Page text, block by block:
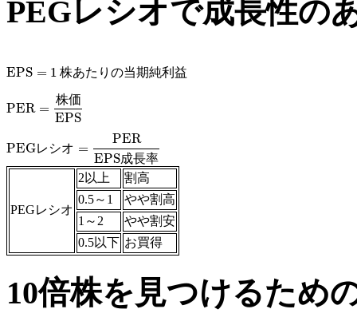
PEGレシオで成長性の
EPS = 1株あた りの当期純利益
EPS= 1 株あたりの当期純利益
PER =
株価
EPS
PER= 株価EPS
PEGレ シオ =
PER
EPS成長率
PEGレシオ= PEREPS成長率
PEGレシオ
2以上
割高
0.5～1
やや割高
1～2
やや割安
0.5以下 お買得
10倍株を見つけるため